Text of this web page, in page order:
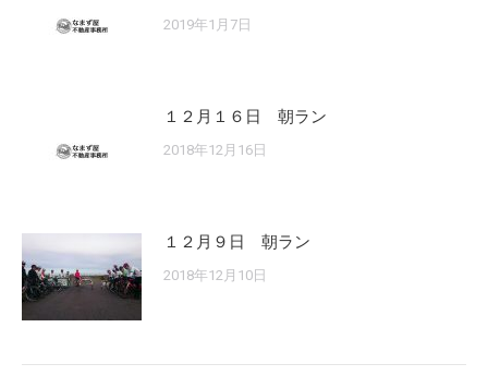
2019年1月7日
１２月１６日 朝ラン
2018年12月16日
１２月９日 朝ラン
2018年12月10日